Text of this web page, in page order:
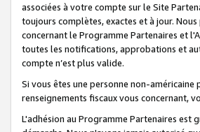
associées à votre compte sur le Site
toujours complètes, exactes et à jour.
concernant le Programme Partenaires et
toutes les notifications, approbations et
compte n’est plus valide.
Si vous êtes une personne non-
renseignements fiscaux vous concernant,
L'adhésion au Programme Partenaires est